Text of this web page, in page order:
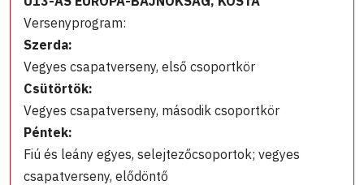
Versenyprogram:
Szerda:
Vegyes csapatverseny, első csoportkör
Csütörtök:
Vegyes csapatverseny, második csoportkör
Péntek:
Fiú és leány egyes, selejtezőcsoportok; vegyes
csapatverseny, elődöntő